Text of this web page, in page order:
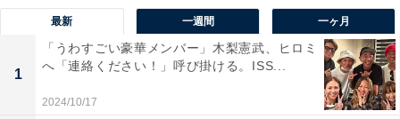
最新 一週間 一ヶ月
1
「うわすごい豪華メンバー」木梨憲武、ヒロミ
へ「連絡ください！」呼び掛ける。ISS...
2024/10/17